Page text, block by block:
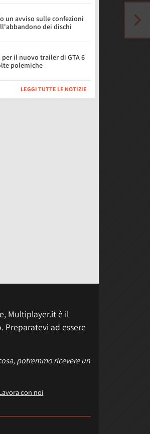
un avviso sulle confezioni
dei dischi
il nuovo trailer di GTA 6
polemiche
LEGGI TUTTE LE NOTIZIE
Multiplayer.it è il
ad essere
potremmo ricevere un
con noi